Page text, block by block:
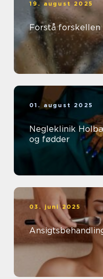
19. august 2025
Forstå forskellen
01. august 2025
Negleklinik
og fødder
03. juni 2025